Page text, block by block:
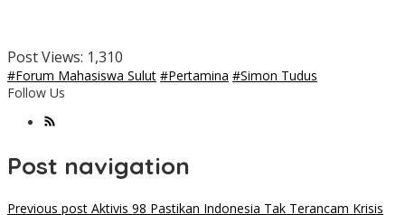
Post Views: 1,310
#Forum Mahasiswa Sulut #Pertamina #Simon Tudus
Follow Us
Post navigation
Previous post Aktivis 98 Pastikan Indonesia Tak Terancam Krisis